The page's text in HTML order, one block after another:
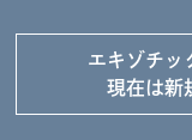
エキゾチッ
現在は新